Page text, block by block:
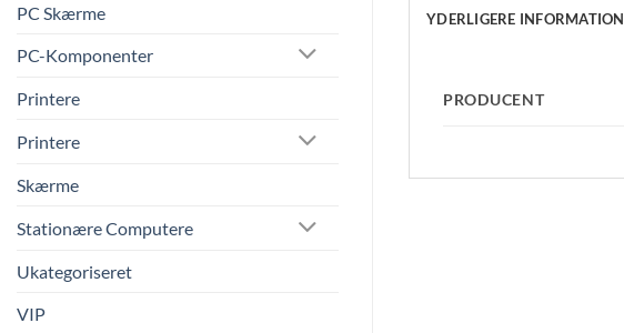
PC Skærme
PC-Komponenter
Printere
Printere
Skærme
Stationære Computere
Ukategoriseret
VIP
YDERLIGERE INFORMATION
PRODUCENT